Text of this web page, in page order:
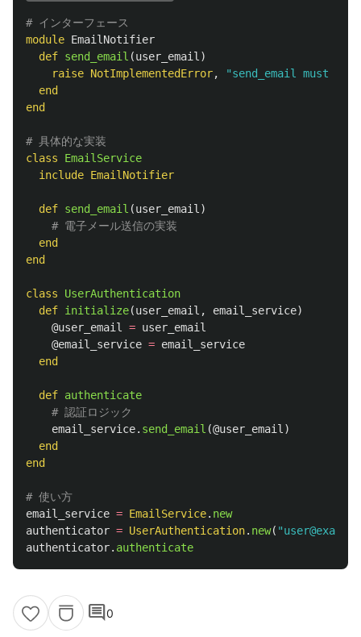
# インターフェース
module EmailNotifier
def send_email (user_email )
raise NotImplementedError,
"send_email must be
end
end
# 具体的な実装
class
EmailService
include EmailNotifier
def send_email (user_email )
# 電子メール送信の実装
end
end
class
UserAuthentication
def initialize(user_email , email_service)
@user_email
= user_email
@email_service = email_service
end
def authenticate
# 認証ロジック
email_service. send_email (@user_email )
end
end
# 使い方
email_service = EmailService. new
authenticator = UserAuthentication. new(
authenticator. authenticate
comment0